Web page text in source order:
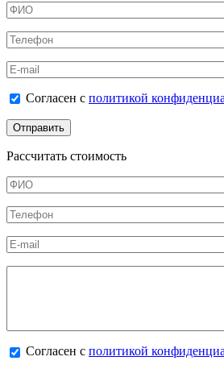
ФИО
Телефон
E-mail
Согласен с политикой
Согласен с политикой
Рассчитать стоимость
ФИО
Телефон
E-mail
Согласен с политикой
Согласен с политикой